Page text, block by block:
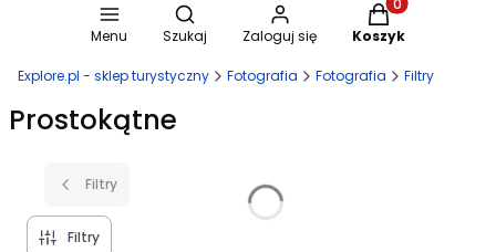
Menu
Otwórz wyszukiwarkę
Szukaj Zaloguj się
Produkty w
Koszyk
Explore.pl - sklep turystyczny Fotografia Fotografia Filtry
Prostokątne
Filtry
Filtry